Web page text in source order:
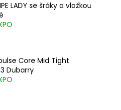
LADY se šráky a vložkou
Core Mid Tight
Dubarry